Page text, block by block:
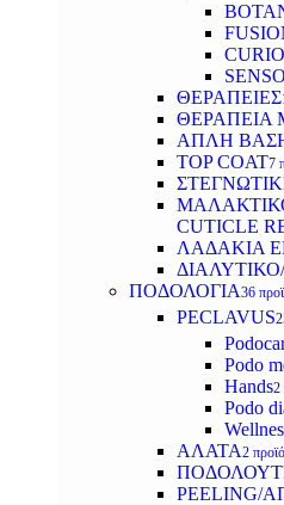
ΘΕΡΑΠΕΙΕΣ
ΘΕΡΑΠΕΙΑ
ΑΠΛΗ
TOP COAT7
CUTICLE
ΛΑΔΑΚΙΑ
ΔΙΑΛΥΤΙΚΟ/
ΠΟΔΟΛΟΓΙΑ36
PECLAVUS
Podo
Hands2
Podo
ΑΛΑΤΑ2
PEELING/